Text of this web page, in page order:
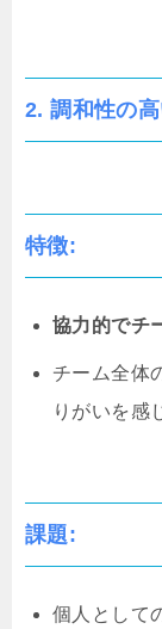
2. 調和性の
特徴:
協力的でチ
チーム全体
りがいを感
課題:
個人として